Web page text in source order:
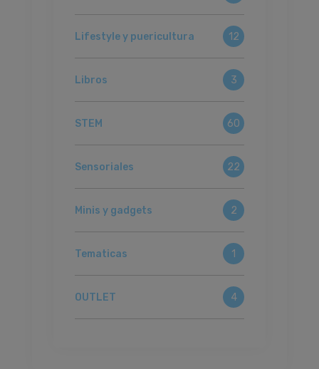
Lifestyle y puericultura 12
Libros 3
STEM 60
Sensoriales 22
Minis y gadgets 2
Tematicas 1
OUTLET 4